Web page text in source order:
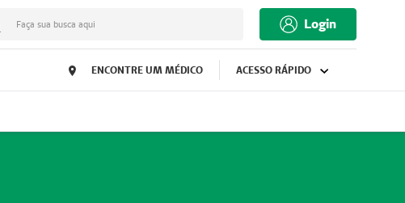
Faça sua busca aqui Login
ENCONTRE UM MÉDICO ACESSO RÁPIDO